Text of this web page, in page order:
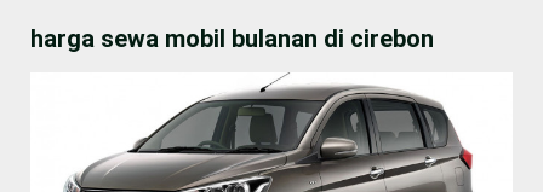
harga sewa mobil bulanan di cirebon